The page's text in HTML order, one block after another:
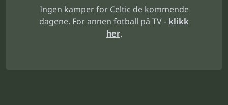
Ingen kamper for Celtic de kommende
dagene. For annen fotball på TV - klikk
her.